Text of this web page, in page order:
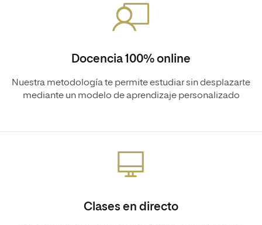
Docencia 100% online
Nuestra metodología te permite estudiar sin desplazarte
mediante un modelo de aprendizaje personalizado
Clases en directo